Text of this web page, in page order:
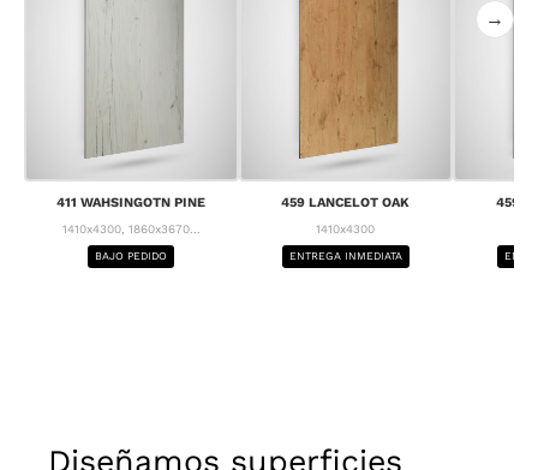
411 WAHSINGOTN PINE
1410x4300, 1860x3670...
BAJO PEDIDO
459 LANCELOT OAK
1410x4300
ENTREGA INMEDIATA
459
→
Diseñamos superficies